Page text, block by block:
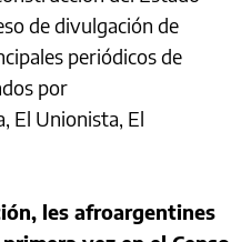
de divulgación de
periódicos de
por
El Unionista, El
les afroargentines